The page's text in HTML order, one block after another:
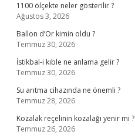
1100 ölçekte neler gösterilir ?
Ağustos 3, 2026
Ballon d’Or kimin oldu ?
Temmuz 30, 2026
İstikbal-i kıble ne anlama gelir ?
Temmuz 30, 2026
Su arıtma cihazında ne önemli ?
Temmuz 28, 2026
Kozalak reçelinin kozalağı yenir mi ?
Temmuz 26, 2026